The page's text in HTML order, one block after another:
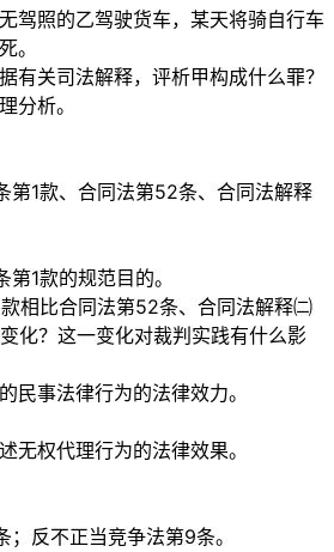
驾照的乙驾驶货车，某天将骑自行车
。
有关司法解释，评析甲构成什么罪？
分析。
第1款、合同法第52条、合同法解释
1款的规范目的。
相比合同法第52条、合同法解释㈡
化？这一变化对裁判实践有什么影
民事法律行为的法律效力。
无权代理行为的法律效果。
反不正当竞争法第9条。